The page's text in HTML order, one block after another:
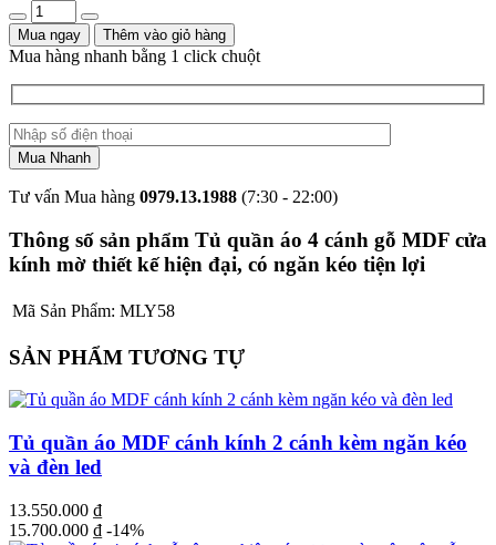
Mua ngay Thêm vào giỏ hàng
Mua hàng nhanh bằng 1 click chuột
Tư vấn Mua hàng 0979.13.1988 (7:30 - 22:00)
Thông số sản phẩm Tủ quần áo 4 cánh gỗ MDF cửa
kính mờ thiết kế hiện đại, có ngăn kéo tiện lợi
Mã Sản Phẩm: MLY58
SẢN PHẨM TƯƠNG TỰ
Tủ quần áo MDF cánh kính 2 cánh kèm ngăn kéo
và đèn led
13.550.000 ₫
15.700.000 ₫ -14%